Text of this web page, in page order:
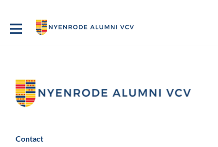
Contact